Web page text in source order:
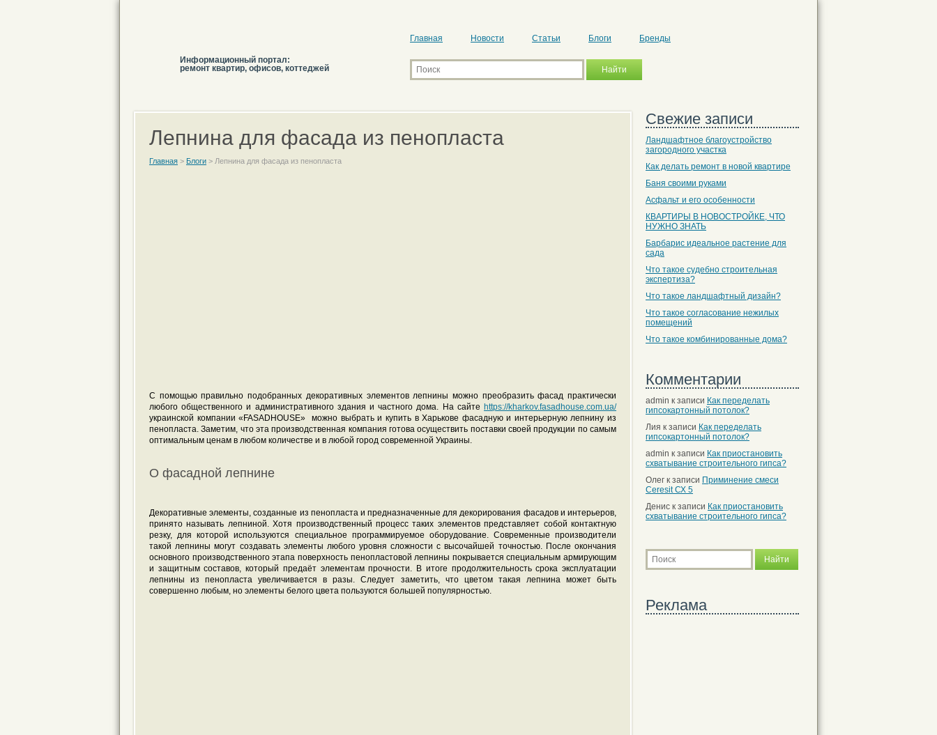
Информационный портал:
ремонт квартир, офисов, коттеджей
Главная Новости Статьи Блоги Бренды
Лепнина для фасада из пенопласта
Главная > Блоги > Лепнина для фасада из пенопласта
С помощью правильно подобранных декоративных элементов лепнины можно преобразить фасад практически
любого общественного и административного здания и частного дома. На сайте https://kharkov.fasadhouse.com.ua/
украинской компании «FASADHOUSE» можно выбрать и купить в Харькове фасадную и интерьерную лепнину из
пенопласта. Заметим, что эта производственная компания готова осуществить поставки своей продукции по самым
оптимальным ценам в любом количестве и в любой город современной Украины.
О фасадной лепнине
Декоративные элементы, созданные из пенопласта и предназначенные для декорирования фасадов и интерьеров,
принято называть лепниной. Хотя производственный процесс таких элементов представляет собой контактную
резку, для которой используются специальное программируемое оборудование. Современные производители
такой лепнины могут создавать элементы любого уровня сложности с высочайшей точностью. После окончания
основного производственного этапа поверхность пенопластовой лепнины покрывается специальным армирующим
и защитным составов, который предаёт элементам прочности. В итоге продолжительность срока эксплуатации
лепнины из пенопласта увеличивается в разы. Следует заметить, что цветом такая лепнина может быть
совершенно любым, но элементы белого цвета пользуются большей популярностью.
Свежие записи
Ландшафтное благоустройство
загородного участка
Как делать ремонт в новой квартире
Баня своими руками
Асфальт и его особенности
КВАРТИРЫ В НОВОСТРОЙКЕ, ЧТО
НУЖНО ЗНАТЬ
Барбарис идеальное растение для
сада
Что такое судебно строительная
экспертиза?
Что такое ландшафтный дизайн?
Что такое согласование нежилых
помещений
Что такое комбинированные дома?
Комментарии
admin к записи Как переделать
гипсокартонный потолок?
Лия к записи Как переделать
гипсокартонный потолок?
admin к записи Как приостановить
схватывание строительного гипса?
Олег к записи Приминение смеси
Ceresit СХ 5
Денис к записи Как приостановить
схватывание строительного гипса?
Реклама